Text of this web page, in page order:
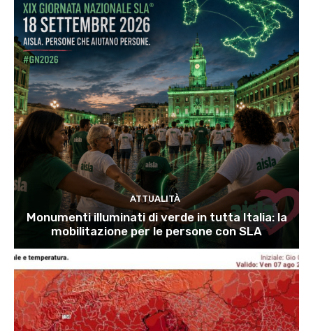
ATTUALITÀ
Monumenti illuminati di verde in tutta Italia: la
mobilitazione per le persone con SLA